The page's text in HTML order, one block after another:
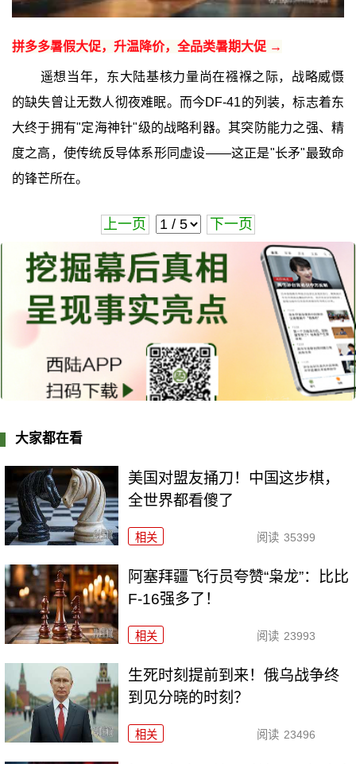
拼多多暑假大促，升温降价，全品类暑期大促 →
遥想当年，东大陆基核力量尚在襁褓之际，战略威慑
的缺失曾让无数人彻夜难眠。而今DF-41的列装，标志着东
大终于拥有"定海神针"级的战略利器。其突防能力之强、精
度之高，使传统反导体系形同虚设——这正是"长矛"最致命
的锋芒所在。
上一页 下一页
大家都在看
美国对盟友捅刀！中国这步棋，
全世界都看傻了
相关 阅读 35399
阿塞拜疆飞行员夸赞“枭龙”：比比
F-16强多了！
相关 阅读 23993
生死时刻提前到来！俄乌战争终
到见分晓的时刻？
相关 阅读 23496